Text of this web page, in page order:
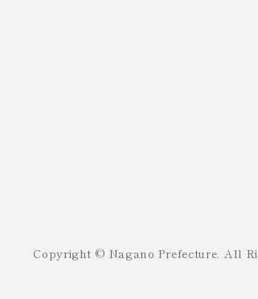
Copyright © Nagano Prefecture. All